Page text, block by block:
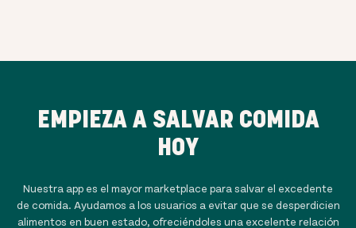
EMPIEZA A SALVAR COMIDA
HOY
Nuestra app es el mayor marketplace para salvar el excedente
de comida. Ayudamos a los usuarios a evitar que se desperdicien
alimentos en buen estado, ofreciéndoles una excelente relación